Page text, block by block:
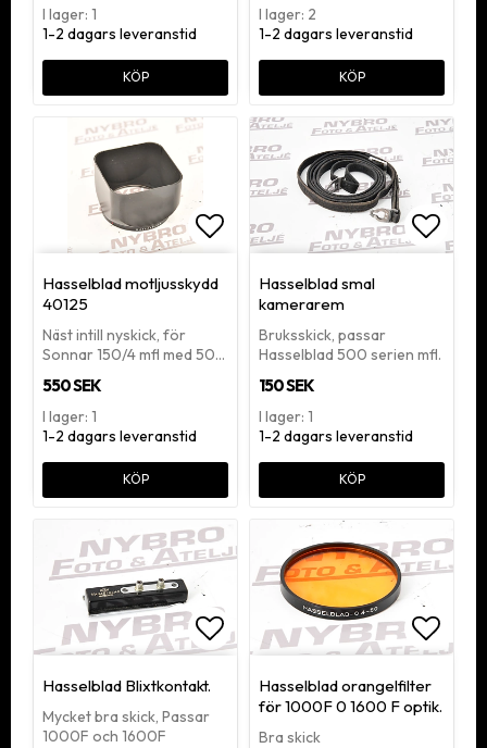
I lager: 1
1-2 dagars leveranstid
KÖP
I lager: 2
1-2 dagars leveranstid
KÖP
Lägg till i favoritlistan
Hasselblad motljusskydd
40125
Näst intill nyskick, för
Sonnar 150/4 mfl med 50…
550 SEK
I lager: 1
1-2 dagars leveranstid
KÖP
Lägg
Hasselblad smal
kamerarem
Bruksskick, passar
Hasselblad 500 serien mfl.
150 SEK
I lager: 1
1-2 dagars leveranstid
KÖP
Hasselblad Blixtkontakt.
Mycket bra skick, Passar
1000F och 1600F
Hasselblad orangelfilter
för 1000F 0 1600 F optik.
Bra skick